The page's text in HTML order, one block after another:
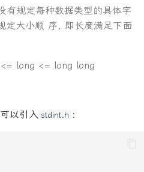
有规定每种数据类型的具体字
定大小顺 序, 即长度满足下面
long <= long long
以引入 stdint.h ：